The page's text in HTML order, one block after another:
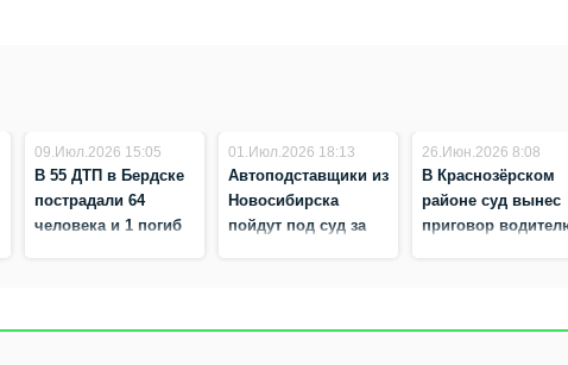
09.Июл.2026 15:05
В 55 ДТП в Бердске
пострадали 64
человека и 1 погиб
01.Июл.2026 18:13
Автоподставщики из
Новосибирска
пойдут под суд за
26.Июн.2026 8:08
В Краснозёрском
районе суд вынес
приговор
пациенткой